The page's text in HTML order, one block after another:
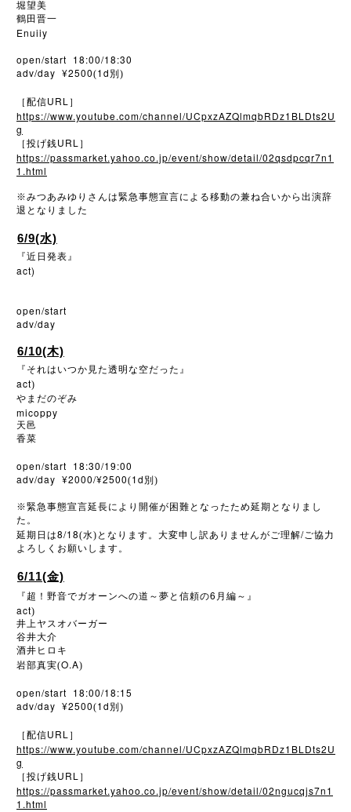
堀望美
鶴田晋一
Enuiiy
open/start 18:00/18:30
adv/day ¥2500(1d 別)
［配信URL ］
https://www.youtube.com/channel/UCpxzAZQlmqbRDz1BLDts2U
g
［投げ銭URL ］
https://passmarket.yahoo.co.jp/event/show/detail/02qsdpcqr7n1
1.html
※みつあみゆりさんは緊急事態宣言による移動の兼ね合いから出演辞
退となりました
6/9(水)
『近日発表』
act)
open/start
adv/day
6/10(木)
『それはいつか見た透明な空だった』
act)
やまだのぞみ
micoppy
天邑
香菜
open/start 18:30/19:00
adv/day ¥2000/¥2500(1d 別)
※緊急事態宣言延長により開催が困難となったため延期となりまし
た。
延期日は8/18(水)となります。大変申し訳ありませんがご理解/ご協力
よろしくお願いします。
6/11(金)
『超！野音でガオーンへの道～夢と信頼の6 月編～』
act)
井上ヤスオバーガー
谷井大介
酒井ヒロキ
岩部真実(O.A)
open/start 18:00/18:15
adv/day ¥2500(1d 別)
［配信URL ］
https://www.youtube.com/channel/UCpxzAZQlmqbRDz1BLDts2U
g
［投げ銭URL ］
https://passmarket.yahoo.co.jp/event/show/detail/02ngucqjs7n1
1.html